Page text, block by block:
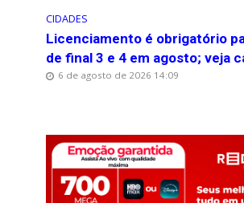
CIDADES
Licenciamento é obrigatório
de final 3 e 4 em agosto; veja
6 de agosto de 2026 14:09